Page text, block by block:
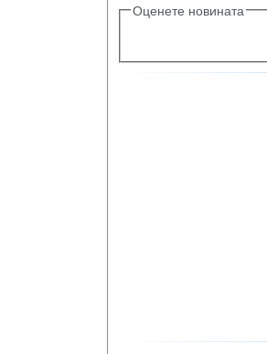
Оценете новината